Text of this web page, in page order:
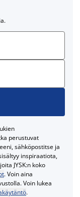
perustuvat
sähköpostitse ja
inspiraatiota,
JYSK:n koko
. Voin aina
Voin lukea
.